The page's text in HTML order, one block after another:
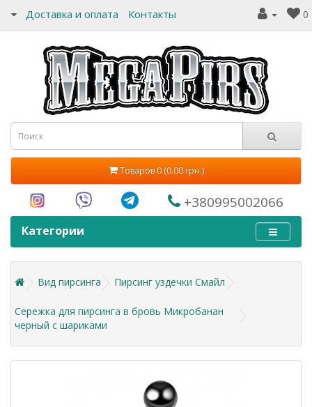
Доставка и оплата Контакты 0
Товаров 0 (0.00 грн.)
+380995002066
Категории
Вид пирсинга Пирсинг уздечки Смайл
Сережка для пирсинга в бровь Микробанан
черный с шариками